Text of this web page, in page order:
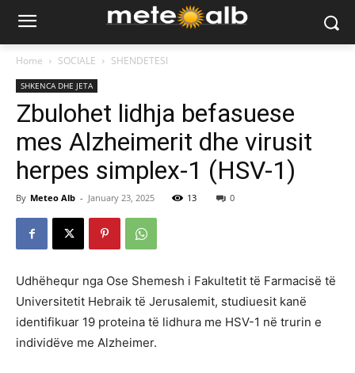
Home SOCIALE SHENDETESI
SHKENCA DHE JETA
Zbulohet lidhja befasuese
mes Alzheimerit dhe virusit
herpes simplex-1 (HSV-1)
By Meteo Alb - January 23, 2025 13 0
Udhëhequr nga Ose Shemesh i Fakultetit të Farmacisë të
Universitetit Hebraik të Jerusalemit, studiuesit kanë
identifikuar 19 proteina të lidhura me HSV-1 në trurin e
individëve me Alzheimer.